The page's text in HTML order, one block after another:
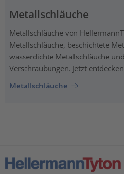
Metallschläuche
Metallschläuche von
Metallschläuche, beschichtete
wasserdichte Metallschläuche
Verschraubungen. Jetzt
Metallschläuche